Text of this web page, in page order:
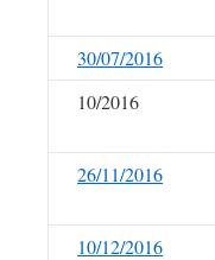
30/07/2016
10/2016
26/11/2016
10/12/2016